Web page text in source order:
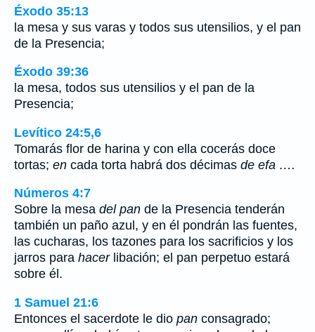
Éxodo 35:13
la mesa y sus varas y todos sus utensilios, y el pan
de la Presencia;
Éxodo 39:36
la mesa, todos sus utensilios y el pan de la
Presencia;
Levítico 24:5,6
Tomarás flor de harina y con ella cocerás doce
tortas; en cada torta habrá dos décimas de efa .…
Números 4:7
Sobre la mesa del pan de la Presencia tenderán
también un paño azul, y en él pondrán las fuentes,
las cucharas, los tazones para los sacrificios y los
jarros para hacerlibación; el pan perpetuo estará
sobre él.
1 Samuel 21:6
Entonces el sacerdote le dio pan consagrado;